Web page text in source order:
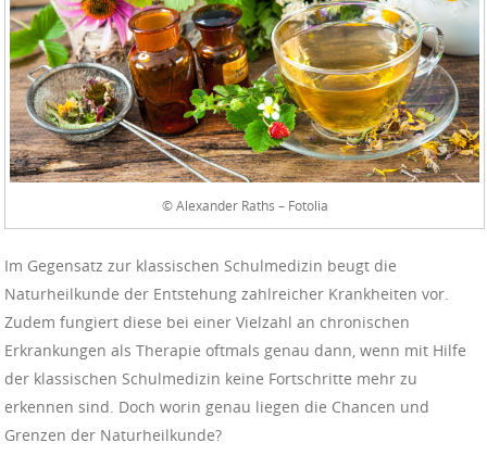
© Alexander Raths – Fotolia
Im Gegensatz zur klassischen Schulmedizin beugt die
Naturheilkunde der Entstehung zahlreicher Krankheiten vor.
Zudem fungiert diese bei einer Vielzahl an chronischen
Erkrankungen als Therapie oftmals genau dann, wenn mit Hilfe
der klassischen Schulmedizin keine Fortschritte mehr zu
erkennen sind. Doch worin genau liegen die Chancen und
Grenzen der Naturheilkunde?